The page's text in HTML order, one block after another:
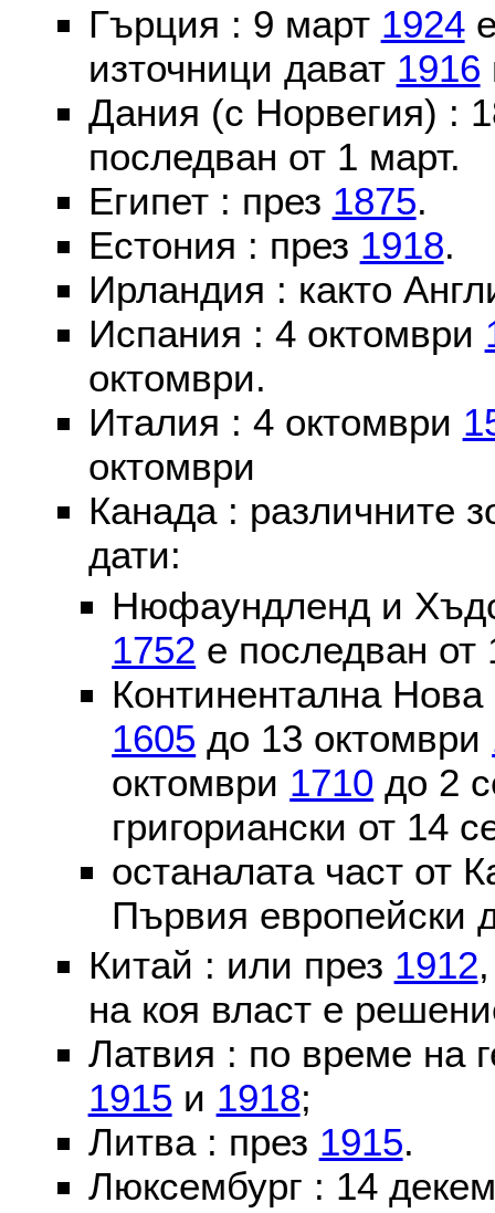
Гърция : 9 март 1924е
източници дават 1916
Дания (с Норвегия) :
последван от 1 март.
Египет : през 1875.
Естония : през 1918.
Ирландия : както
Испания : 4 октомври
октомври.
Италия : 4 октомври
октомври
Канада : различните
дати:
Нюфаундленд и
1752 е последван от
Континентална
1605 до 13 октомври
октомври 1710 до 2
григориански от 14
останалата част от
Първия европейски
Китай : или през 1912
на коя власт е
Латвия : по време на
1915 и 1918;
Литва : през 1915.
Люксембург : 14